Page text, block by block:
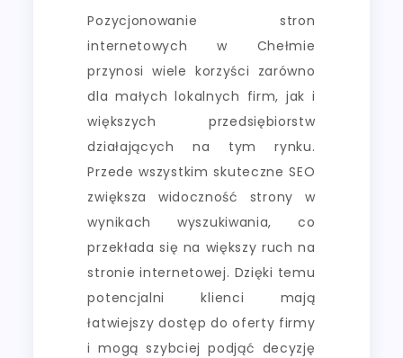
Pozycjonowanie stron
internetowych w Chełmie
przynosi wiele korzyści zarówno
dla małych lokalnych firm, jak i
większych przedsiębiorstw
działających na tym rynku.
Przede wszystkim skuteczne SEO
zwiększa widoczność strony w
wynikach wyszukiwania, co
przekłada się na większy ruch na
stronie internetowej. Dzięki temu
potencjalni klienci mają
łatwiejszy dostęp do oferty firmy
i mogą szybciej podjąć decyzję